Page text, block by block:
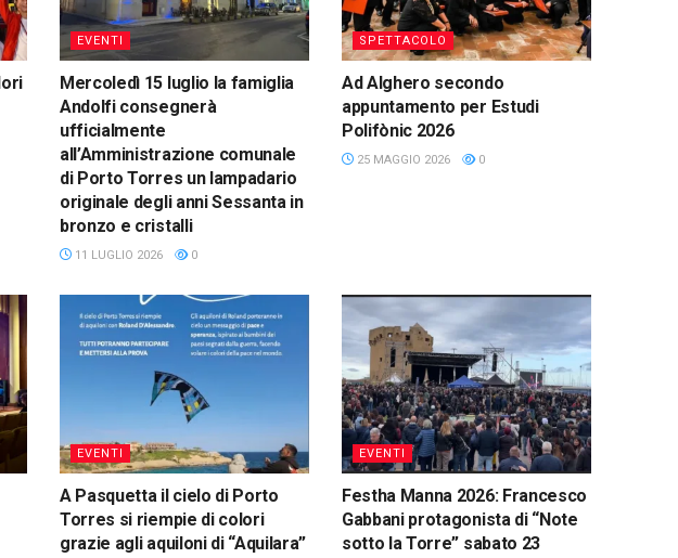
EVENTI
Mercoledì 15 luglio la famiglia
Andolfi consegnerà
ufficialmente
all’Amministrazione comunale
di Porto Torres un lampadario
originale degli anni Sessanta in
bronzo e cristalli
11 LUGLIO 2026 0
SPETTACOLO
Ad Alghero secondo
appuntamento per Estudi
Polifònic 2026
25 MAGGIO 2026 0
EVENTI
A Pasquetta il cielo di Porto
Torres si riempie di colori
grazie agli aquiloni di “Aquilara”
EVENTI
Festha Manna 2026: Francesco
Gabbani protagonista di “Note
sotto la Torre” sabato 23